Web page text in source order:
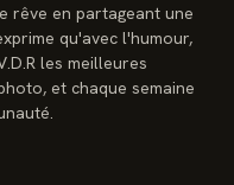
rêve en partageant une
qu'avec l'humour,
les meilleures
et chaque semaine